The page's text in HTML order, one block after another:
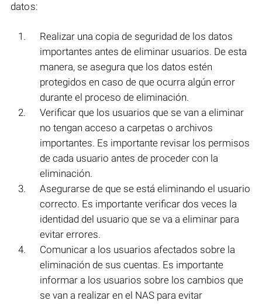
datos:
Realizar una copia de seguridad de los datos
importantes antes de eliminar usuarios. De esta
manera, se asegura que los datos estén
protegidos en caso de que ocurra algún error
durante el proceso de eliminación.
Verificar que los usuarios que se van a eliminar
no tengan acceso a carpetas o archivos
importantes. Es importante revisar los permisos
de cada usuario antes de proceder con la
eliminación.
Asegurarse de que se está eliminando el usuario
correcto. Es importante verificar dos veces la
identidad del usuario que se va a eliminar para
evitar errores.
Comunicar a los usuarios afectados sobre la
eliminación de sus cuentas. Es importante
informar a los usuarios sobre los cambios que
se van a realizar en el NAS para evitar